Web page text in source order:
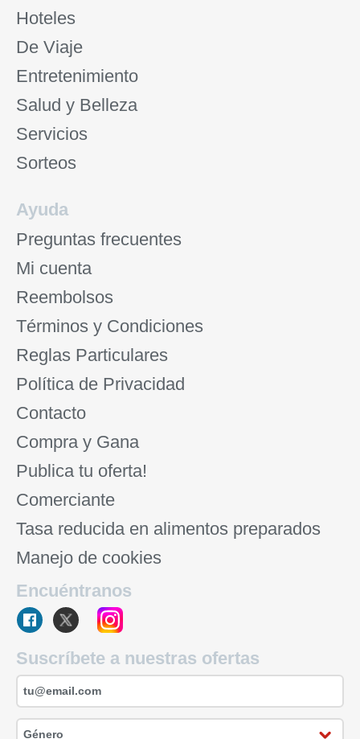
Hoteles
De Viaje
Entretenimiento
Salud y Belleza
Servicios
Sorteos
Ayuda
Preguntas frecuentes
Mi cuenta
Reembolsos
Términos y Condiciones
Reglas Particulares
Política de Privacidad
Contacto
Compra y Gana
Publica tu oferta!
Comerciante
Tasa reducida en alimentos preparados
Manejo de cookies
Encuéntranos
Suscríbete a nuestras ofertas